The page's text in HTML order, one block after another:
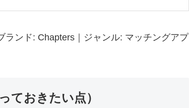
ランド: Chapters｜ジャンル: マッチングアプ
ておきたい点）